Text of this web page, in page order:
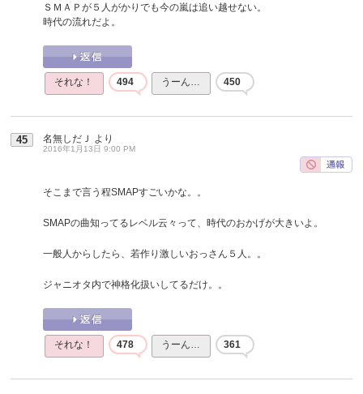
ＳＭＡＰが５人がかりでも今の嵐は追い越せない。
時代の流れだよ。
それな！ 494 うーん… 450
45 名無しだＪ より
2016年1月13日 9:00 PM
そこまで言う程SMAPすごいかな。。
SMAPの曲知ってるレベル云々って、時代のおかげが大きいよ。
一般人からしたら、若作り激しいおっさん５人。。
ジャニオタ内で神格化扱いしてるだけ。。
それな！ 478 うーん… 361